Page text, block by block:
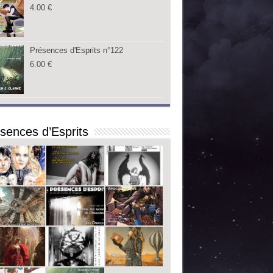
4.00 €
Présences d'Esprits n°122
6.00 €
d’Esprits